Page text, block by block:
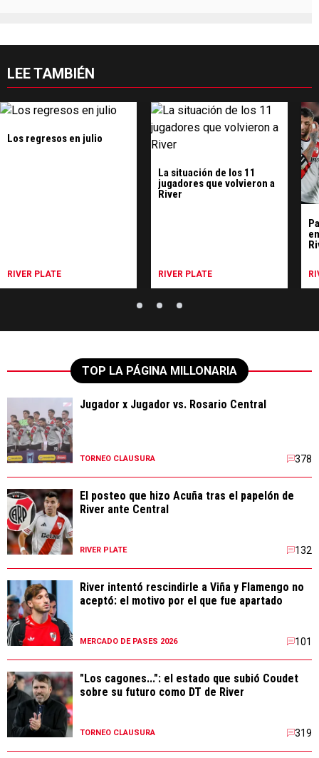
LEE TAMBIÉN
Los regresos en julio
RIVER PLATE
La situación de los 11
jugadores que volvieron a
River
RIVER PLATE
TOP LA PÁGINA MILLONARIA
Jugador x Jugador vs. Rosario Central
TORNEO CLAUSURA 378
El posteo que hizo Acuña tras el papelón de
River ante Central
RIVER PLATE 132
River intentó rescindirle a Viña y Flamengo no
aceptó: el motivo por el que fue apartado
MERCADO DE PASES 2026 101
"Los cagones...": el estado que subió Coudet
sobre su futuro como DT de River
TORNEO CLAUSURA 319